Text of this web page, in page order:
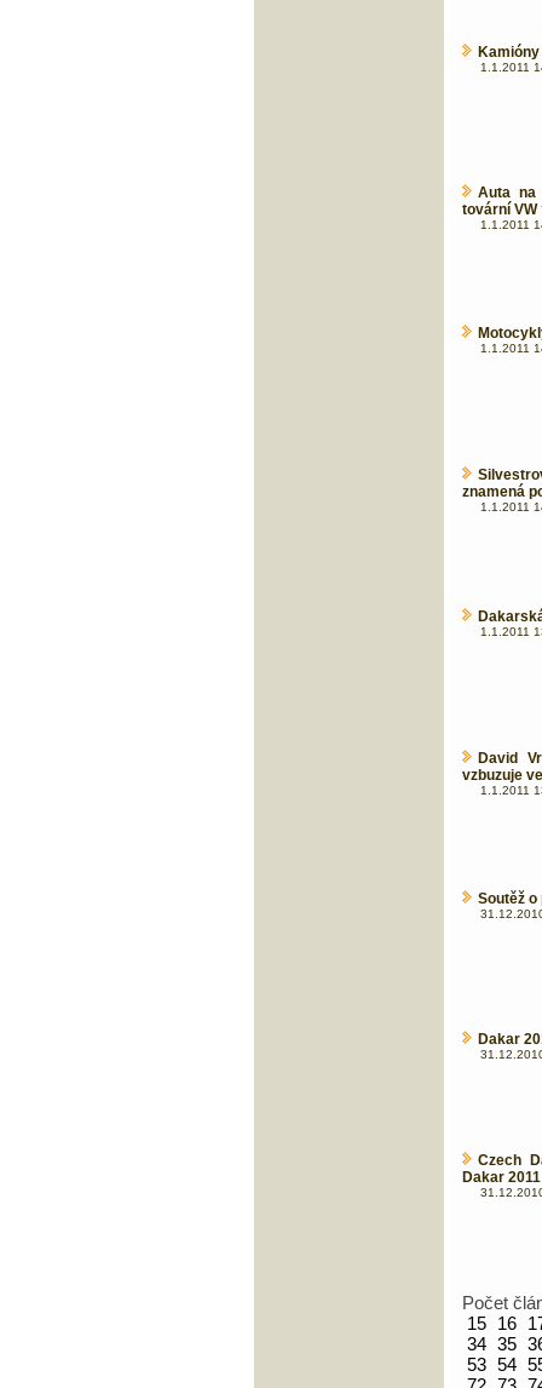
1.1.2011
Auta na
tovární VW
1.1.2011
1.1.2011
znamená
1.1.2011
1.1.2011
David
vzbuzuje
1.1.2011
Soutěž o
Dakar
Czech
Dakar 2011
Počet
15 16
34 35
53 54